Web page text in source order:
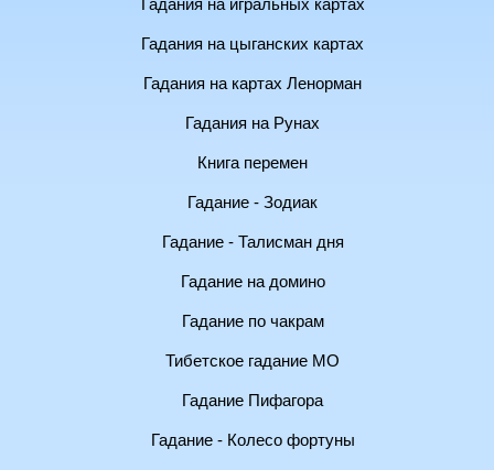
Гадания на игральных картах
Гадания на цыганских картах
Гадания на картах Ленорман
Гадания на Рунах
Книга перемен
Гадание - Зодиак
Гадание - Талисман дня
Гадание на домино
Гадание по чакрам
Тибетское гадание МО
Гадание Пифагора
Гадание - Колесо фортуны